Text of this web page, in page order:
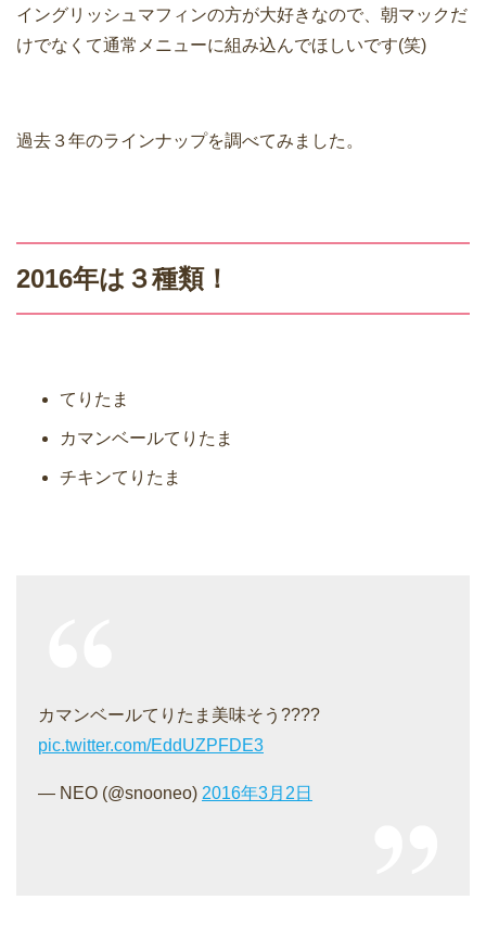
イングリッシュマフィンの方が大好きなので、朝マックだ
けでなくて通常メニューに組み込んでほしいです(笑)
過去３年のラインナップを調べてみました。
2016年は３種類！
てりたま
カマンベールてりたま
チキンてりたま
カマンベールてりたま美味そう????
pic.twitter.com/EddUZPFDE3
— NEO (@snooneo) 2016年3月2日